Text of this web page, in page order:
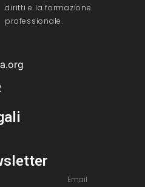
diritti e la formazione
professionale.